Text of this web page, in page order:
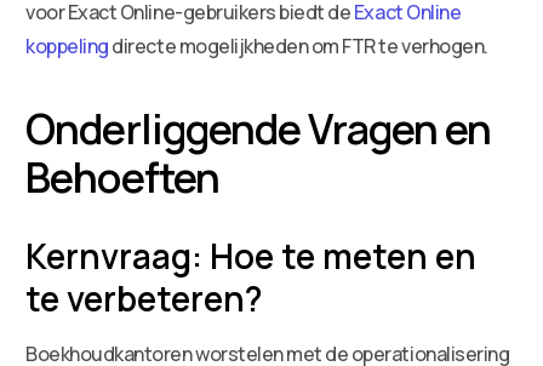
voor Exact Online-gebruikers biedt deExact Online
koppelingdirecte mogelijkheden om FTR te verhogen.
Onderliggende Vragen en
Behoeften
Kernvraag: Hoe te meten en
te verbeteren?
Boekhoudkantoren worstelen met de operationalisering